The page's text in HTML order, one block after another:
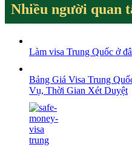
Nhiều người quan
Làm visa Trung Quốc ở
Bảng Giá Visa Trung
Vụ, Thời Gian Xét Duyệt